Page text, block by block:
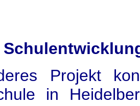
Projekt
in